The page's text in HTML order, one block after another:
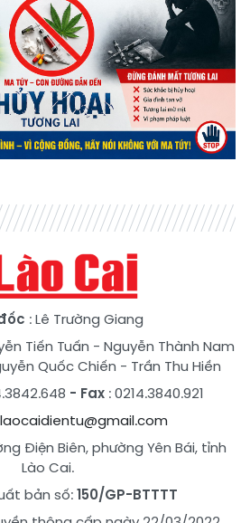
: Lê Trường Giang
Tiến Tuấn - Nguyễn Thành Nam
Quốc Chiến - Trần Thu Hiền
- Fax : 0214.3840.921
Điện Biên, phường Yên Bái, tỉnh
Lào Cai.
bản số:150/GP-BTTTT